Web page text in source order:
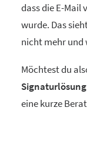
dass die E-Mail
wurde. Das
nicht mehr
Möchtest du
eine kurze